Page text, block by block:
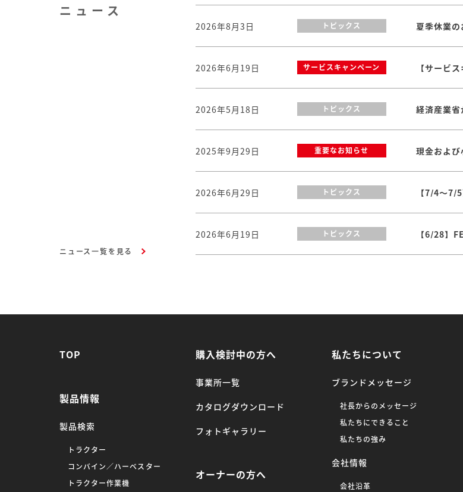
ニュース
ニュース一覧を見る
2026年8月3日 トピックス 夏季休業の
2026年6月19日 サービスキャンペーン 【サービ
2026年5月18日 トピックス
2025年9月29日 重要なお知らせ 現金およ
2026年6月29日 トピックス 【7/4～7/
2026年6月19日 トピックス 【6/28】
TOP
製品情報
製品検索
トラクター
コンバイン／ハーベスター
トラクター作業機
購入検討中の方へ
事業所一覧
カタログダウンロード
フォトギャラリー
オーナーの方へ
私たちについて
ブランドメッセージ
社長からのメッセージ
私たちにできること
私たちの強み
会社情報
会社沿革